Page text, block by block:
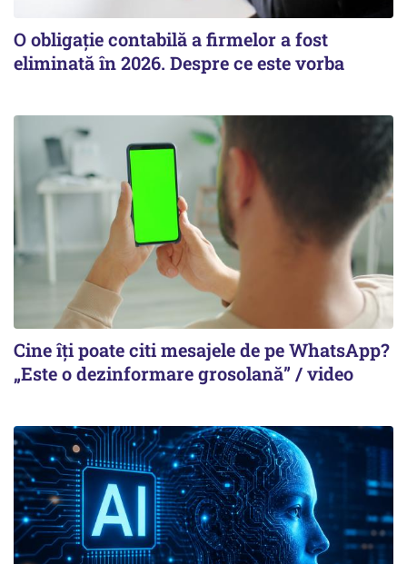
O obligație contabilă a firmelor a fost
eliminată în 2026. Despre ce este vorba
Cine îți poate citi mesajele de pe WhatsApp?
„Este o dezinformare grosolană” / video